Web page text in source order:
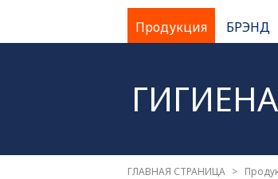
Продукция БРЭНД
ГЛАВНАЯ СТРАНИЦА